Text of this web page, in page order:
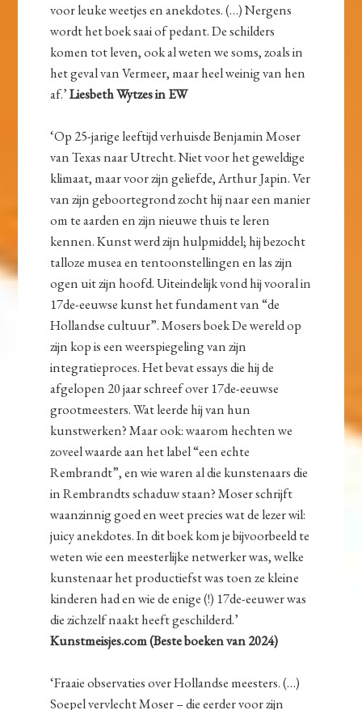
voor leuke weetjes en anekdotes. (…) Nergens
wordt het boek saai of pedant. De schilders
komen tot leven, ook al weten we soms, zoals in
het geval van Vermeer, maar heel weinig van hen
af.’Liesbeth Wytzes in EW
‘Op 25-jarige leeftijd verhuisde Benjamin Moser
van Texas naar Utrecht. Niet voor het geweldige
klimaat, maar voor zijn geliefde, Arthur Japin. Ver
van zijn geboortegrond zocht hij naar een manier
om te aarden en zijn nieuwe thuis te leren
kennen. Kunst werd zijn hulpmiddel; hij bezocht
talloze musea en tentoonstellingen en las zijn
ogen uit zijn hoofd. Uiteindelijk vond hij vooral in
17de-eeuwse kunst het fundament van “de
Hollandse cultuur”. Mosers boek De wereld op
zijn kop is een weerspiegeling van zijn
integratieproces. Het bevat essays die hij de
afgelopen 20 jaar schreef over 17de-eeuwse
grootmeesters. Wat leerde hij van hun
kunstwerken? Maar ook: waarom hechten we
zoveel waarde aan het label “een echte
Rembrandt”, en wie waren al die kunstenaars die
in Rembrandts schaduw staan? Moser schrijft
waanzinnig goed en weet precies wat de lezer wil:
juicy anekdotes. In dit boek kom je bijvoorbeeld te
weten wie een meesterlijke netwerker was, welke
kunstenaar het productiefst was toen ze kleine
kinderen had en wie de enige (!) 17de-eeuwer was
die zichzelf naakt heeft geschilderd.’
Kunstmeisjes.com (Beste boeken van 2024)
‘Fraaie observaties over Hollandse meesters. (…)
Soepel vervlecht Moser – die eerder voor zijn